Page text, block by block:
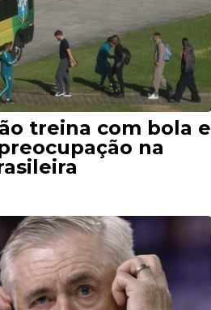
treina com bola e
na